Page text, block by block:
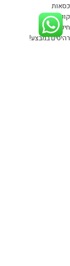
כסאות
קונסולות
חיפוי קיר
רהיטים במבצע!